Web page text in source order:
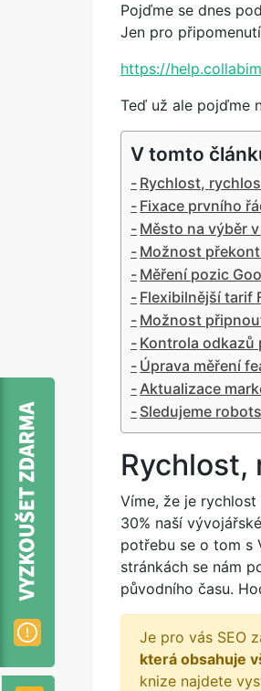
Pojďme se dnes
Jen pro
https://
Teď už ale pojďme
V tomto
Rychlost,
Fixace prvního
Město na výběr
Možnost
Měření pozic
Flexibilnější tarif
Možnost
Kontrola odkazů
Úprava měření
Aktualizace
Sledujeme
Rychlost,
Víme, že je
30% naší
potřebu se o tom s
stránkách se nám
původního času.
Je pro vás SEO
která obsahuje
knize najdete